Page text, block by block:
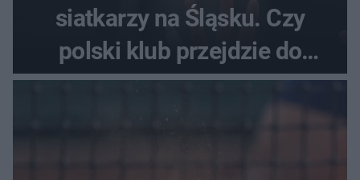
siatkarzy na Śląsku. Czy
polski klub przejdzie do
historii